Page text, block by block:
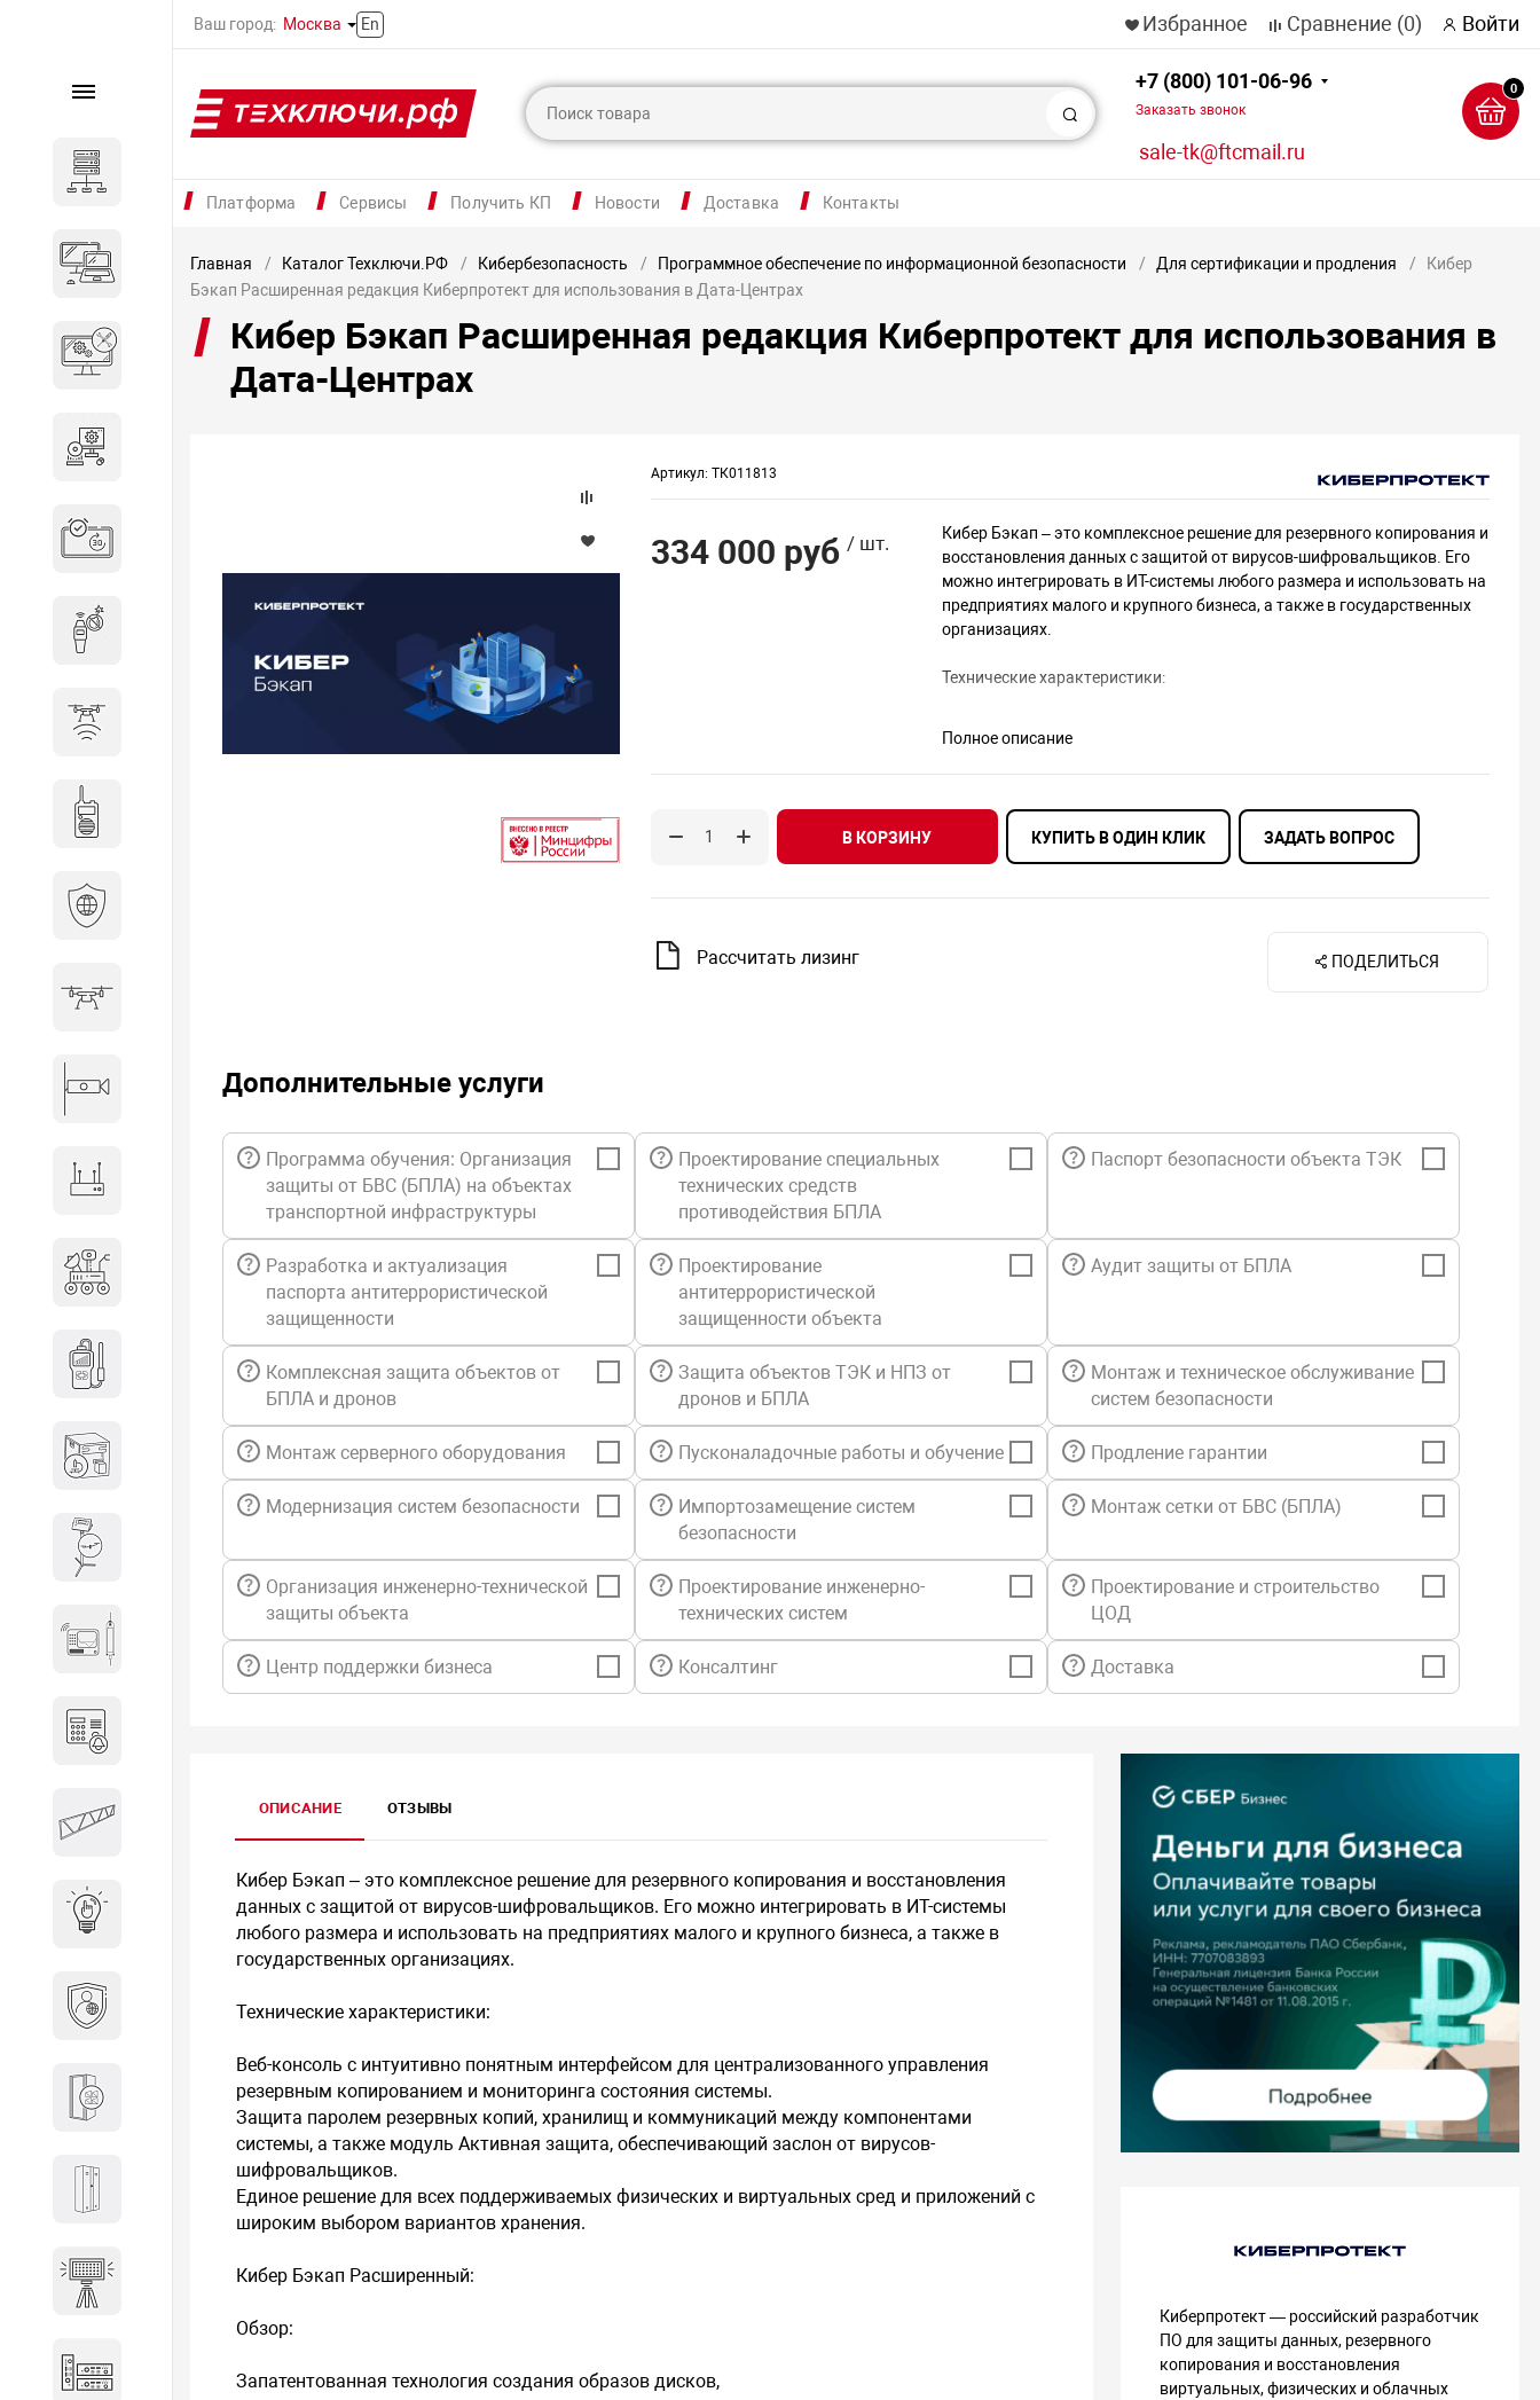
Ваш город: Москва En Избранное Сравнение (0) Войти
Поиск
+7 (800) 101-06-96
Заказать звонок
sale-tk@ftcmail.ru
0
Платформа Сервисы Получить КП Новости Доставка Контакты
Каталог
Компьютеры и ноутбуки
Комплектующие для
вычислительного
оборудования
Видеонаблюдение
Сетевое оборудование
Антитеррористическое
Дозиметрическое
оборудование
Атомно-эмиссионные
спектрометры
Гидроакустическое
оборудование
металлоконструкции
Интерактивные решения
безопасность
Осветительные установки
Промышленное оборудование
Главная Каталог Техключи.РФ Кибербезопасность Программное обеспечение по информационной безопасности Для сертификации и продления
Кибер
Бэкап Расширенная редакция Киберпротект для использования в Дата-Центрах
Кибер Бэкап Расширенная редакция Киберпротект для использования в
Дата-Центрах
Артикул: ТК011813
334 000 руб / шт.
Кибер Бэкап – это комплексное решение для резервного копирования и
восстановления данных с защитой от вирусов-шифровальщиков. Его
можно интегрировать в ИТ-системы любого размера и использовать на
предприятиях малого и крупного бизнеса, а также в государственных
организациях.
Технические характеристики:
централизованного управления резервным копированием и
мониторинга состояния системы.
компонентами системы, а также модуль Активная защита,
обеспечивающий заслон от вирусов-шифровальщиков.
Единое решение для всех поддерживаемых физических и виртуальных
сред и приложений с широким выбором вариантов хранения.
Гипервизоры - VMware vSphere, Microsoft Hyper-V,
Сенсорная централизованная и удаленная веб-консоль управления,
Настроиваемые панели мониторинга,
Microsoft Exchange, SQL Server, Active Directory,
Резервное копирование с поддержкой приложений,
Oracle Database,
Кластерные серверы Exchange и SQL,
XenServer, KVM, RHV, Oracle VM Server,
Централизованное хранилище с дедупликация,
Поддержка ленточных накопителей, автозагрузчиков и библиотек,
Off-host операции с резервными копиями
Полная защита корпоративных данных:
Windows Server 2012R2/2012, 2008R2/2008, 2003R2/2003,
Windows Small Business Server 2011/2008/2003R2/2003,
Windows Storage Server 2012R2/2012, 2008R2/2008, 2003,
Windows 10,
Linux (различные дистрибутивы),
Консоль управления на базе Linux,
Полное описание
В КОРЗИНУ КУПИТЬ В ОДИН КЛИК ЗАДАТЬ ВОПРОС
Рассчитать лизинг ПОДЕЛИТЬСЯ
Дополнительные услуги
Программа обучения: Организация
защиты от БВС (БПЛА) на объектах
транспортной инфраструктуры
Проектирование специальных
технических средств
противодействия БПЛА
Паспорт безопасности объекта ТЭК
Разработка и актуализация
паспорта антитеррористической
защищенности
Проектирование
антитеррористической
защищенности объекта
Аудит защиты от БПЛА
Комплексная защита объектов от
БПЛА и дронов
Защита объектов ТЭК и НПЗ от
дронов и БПЛА
Монтаж и техническое обслуживание
систем безопасности
Монтаж серверного оборудования Пусконаладочные работы и обучение Продление гарантии
Модернизация систем безопасности
Импортозамещение систем
безопасности
Монтаж сетки от БВС (БПЛА)
Организация инженерно-технической
защиты объекта
Проектирование инженерно-
технических систем
Проектирование и строительство
ЦОД
Центр поддержки бизнеса Консалтинг Доставка
ОПИСАНИЕ ОТЗЫВЫ
Кибер Бэкап – это комплексное решение для резервного копирования и восстановления
данных с защитой от вирусов-шифровальщиков. Его можно интегрировать в ИТ-системы
любого размера и использовать на предприятиях малого и крупного бизнеса, а также в
государственных организациях.
Технические характеристики:
Веб-консоль с интуитивно понятным интерфейсом для централизованного управления
резервным копированием и мониторинга состояния системы.
Защита паролем резервных копий, хранилищ и коммуникаций между компонентами
системы, а также модуль Активная защита, обеспечивающий заслон от вирусов-
шифровальщиков.
Единое решение для всех поддерживаемых физических и виртуальных сред и приложений с
широким выбором вариантов хранения.
Кибер Бэкап Расширенный:
Обзор:
Запатентованная технология создания образов дисков,
Киберпротект — российский разработчик
ПО для защиты данных, резервного
копирования и восстановления
виртуальных, физических и облачных